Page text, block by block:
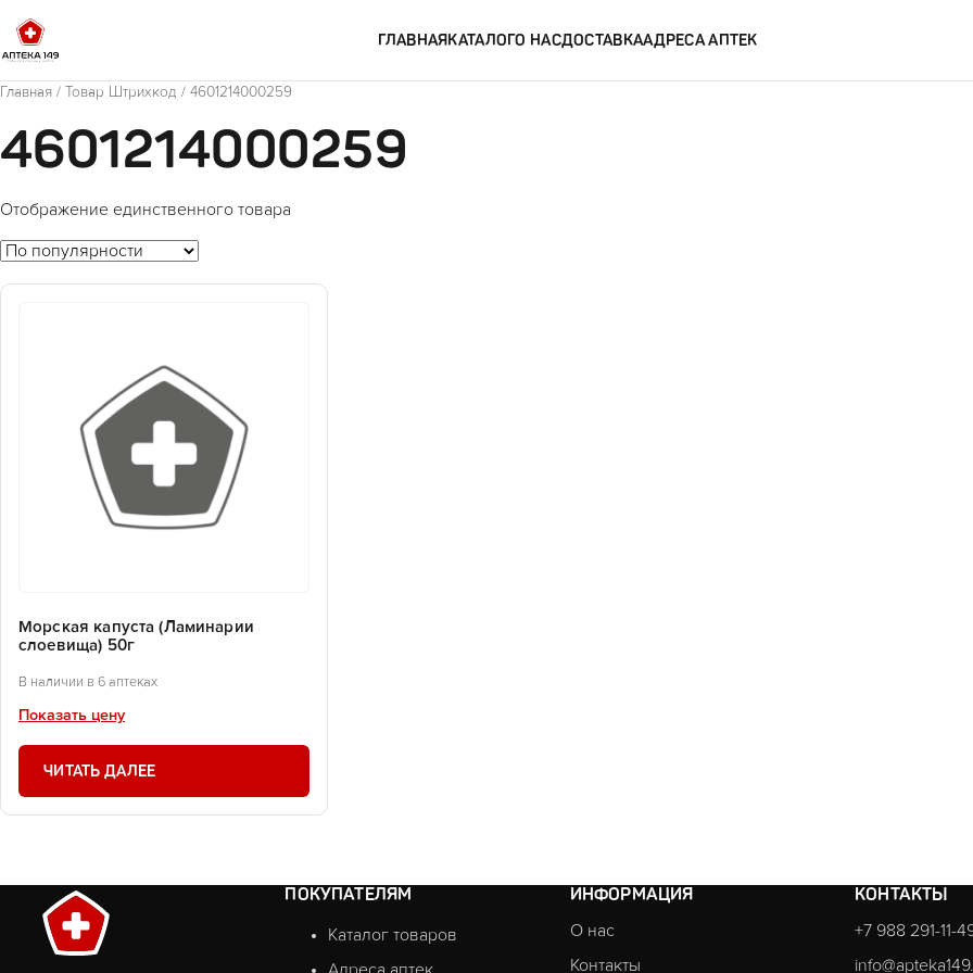
ГЛАВНАЯКАТАЛОГО НАСДОСТАВКААДРЕСА АПТЕК
Главная / Товар Штрихкод / 4601214000259
4601214000259
Отображение единственного товара
Морская капуста (Ламинарии
слоевища) 50г
В наличии в 6 аптеках
Показать цену
ЧИТАТЬ ДАЛЕЕ
ПОКУПАТЕЛЯМ
Каталог товаров
Адреса аптек
ИНФОРМАЦИЯ
О нас
Контакты
КОНТАКТЫ
+7 988 291-11-